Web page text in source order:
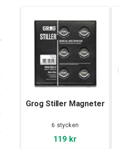
Grog Stiller Magneter
6 stycken
119 kr